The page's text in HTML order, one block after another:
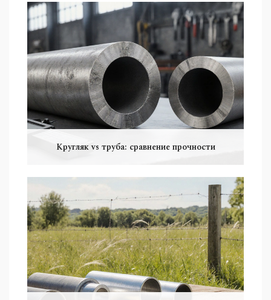
Кругляк vs труба: сравнение прочности